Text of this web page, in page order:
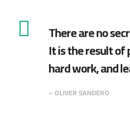
There are no
It is the result
hard work, and
– OLIVER SANDERO